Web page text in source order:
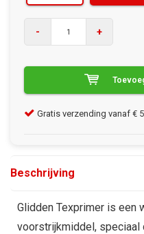
- +
Gratis verzending vanaf €
Beschrijving
Glidden Texprimer is een
voorstrijkmiddel, speciaal